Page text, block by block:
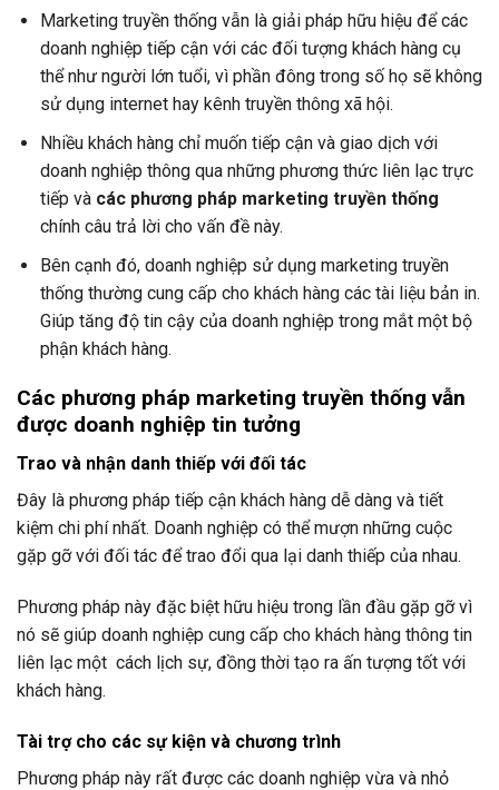
Marketing truyền thống vẫn là giải pháp hữu hiệu để các
doanh nghiệp tiếp cận với các đối tượng khách hàng cụ
thể như người lớn tuổi, vì phần đông trong số họ sẽ không
sử dụng internet hay kênh truyền thông xã hội.
Nhiều khách hàng chỉ muốn tiếp cận và giao dịch với
doanh nghiệp thông qua những phương thức liên lạc trực
tiếp và các phương pháp marketing truyền thống
chính câu trả lời cho vấn đề này.
Bên cạnh đó, doanh nghiệp sử dụng marketing truyền
thống thường cung cấp cho khách hàng các tài liệu bản in.
Giúp tăng độ tin cậy của doanh nghiệp trong mắt một bộ
phận khách hàng.
Các phương pháp marketing truyền thống vẫn
được doanh nghiệp tin tưởng
Trao và nhận danh thiếp với đối tác
Đây là phương pháp tiếp cận khách hàng dễ dàng và tiết
kiệm chi phí nhất. Doanh nghiệp có thể mượn những cuộc
gặp gỡ với đối tác để trao đổi qua lại danh thiếp của nhau.
Phương pháp này đặc biệt hữu hiệu trong lần đầu gặp gỡ vì
nó sẽ giúp doanh nghiệp cung cấp cho khách hàng thông tin
liên lạc một cách lịch sự, đồng thời tạo ra ấn tượng tốt với
khách hàng.
Tài trợ cho các sự kiện và chương trình
Phương pháp này rất được các doanh nghiệp vừa và nhỏ